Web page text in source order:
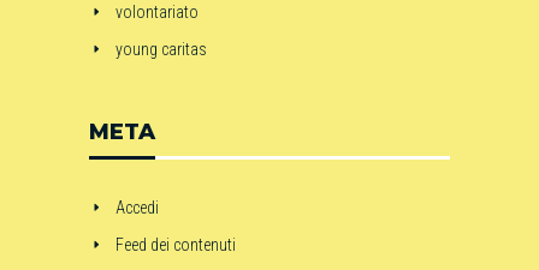
volontariato
young caritas
META
Accedi
Feed dei contenuti